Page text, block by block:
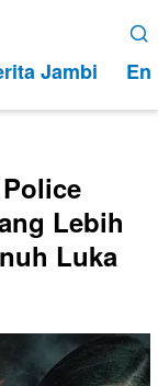
Jambi
Lebih
Luka